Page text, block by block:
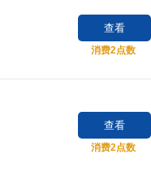
查看
消费2点数
查看
消费2点数